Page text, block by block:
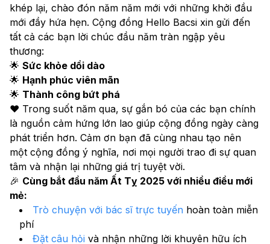
khép lại, chào đón năm năm mới với những khởi đầu
mới đầy hứa hẹn. Cộng đồng Hello Bacsi xin gửi đến
tất cả các bạn lời chúc đầu năm tràn ngập yêu
thương:
🌟 Sức khỏe dồi dào
🌟 Hạnh phúc viên mãn
🌟 Thành công bứt phá
❤️ Trong suốt năm qua, sự gắn bó của các bạn chính
là nguồn cảm hứng lớn lao giúp cộng đồng ngày càng
phát triển hơn. Cảm ơn bạn đã cùng nhau tạo nên
một cộng đồng ý nghĩa, nơi mọi người trao đi sự quan
tâm và nhận lại những giá trị tuyệt vời.
🎉 Cùng bắt đầu năm Ất Tỵ 2025 với nhiều điều mới
mẻ:
Trò chuyện với bác sĩ trực tuyến hoàn toàn miễn
phí
Đặt câu hỏi và nhận những lời khuyên hữu ích